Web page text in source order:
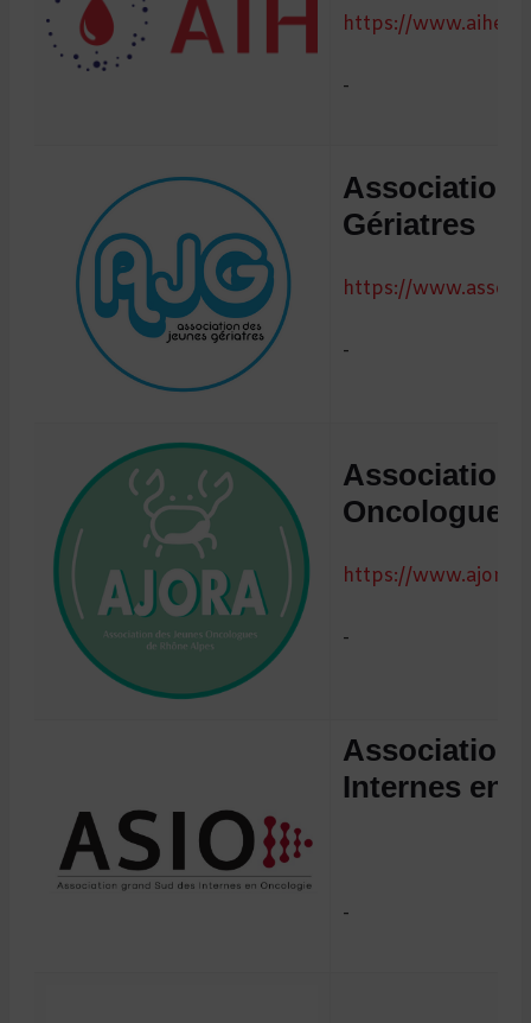
https://
-
Association
Gériatres
https://
-
Association
Oncologues
https://www.ajora.fr
-
Association
Internes en
-